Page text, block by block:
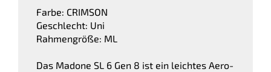
Farbe: CRIMSON
Geschlecht: Uni
Rahmengröße: ML
Das Madone SL 6 Gen 8 ist ein leichtes Aero-